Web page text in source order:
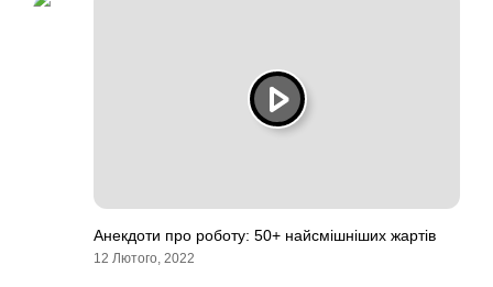
Анекдоти про роботу: 50+ найсмішніших жартів
12 Лютого, 2022